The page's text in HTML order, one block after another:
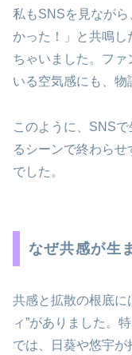
私もSNSを見なが
かった！」と共鳴し
ちゃいました。ファ
いる空気感にも、物
このように、SNSで
るシーンで終わら
でした。
なぜ共感が生
共感と拡散の根底に
ィ”がありました。
では、日葵や悠宇